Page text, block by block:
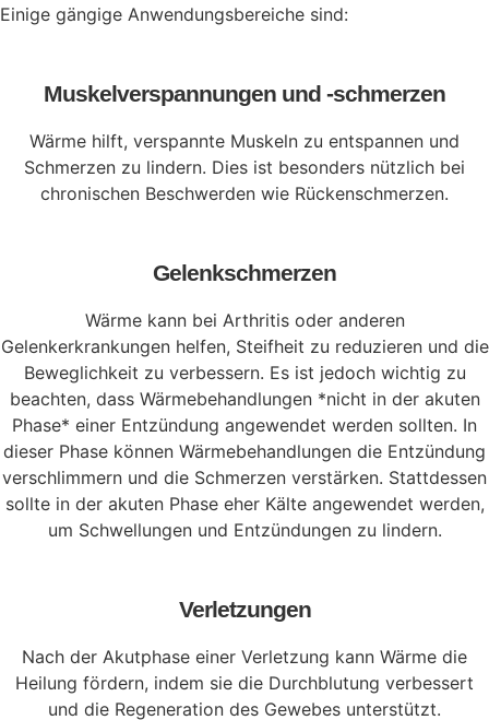
Einige gängige Anwendungsbereiche sind:
Muskelverspannungen und -schmerzen
Wärme hilft, verspannte Muskeln zu entspannen und
Schmerzen zu lindern. Dies ist besonders nützlich bei
chronischen Beschwerden wie Rückenschmerzen.
Gelenkschmerzen
Wärme kann bei Arthritis oder anderen
Gelenkerkrankungen helfen, Steifheit zu reduzieren und die
Beweglichkeit zu verbessern. Es ist jedoch wichtig zu
beachten, dass Wärmebehandlungen *nicht in der akuten
Phase* einer Entzündung angewendet werden sollten. In
dieser Phase können Wärmebehandlungen die Entzündung
verschlimmern und die Schmerzen verstärken. Stattdessen
sollte in der akuten Phase eher Kälte angewendet werden,
um Schwellungen und Entzündungen zu lindern.
Verletzungen
Nach der Akutphase einer Verletzung kann Wärme die
Heilung fördern, indem sie die Durchblutung verbessert
und die Regeneration des Gewebes unterstützt.